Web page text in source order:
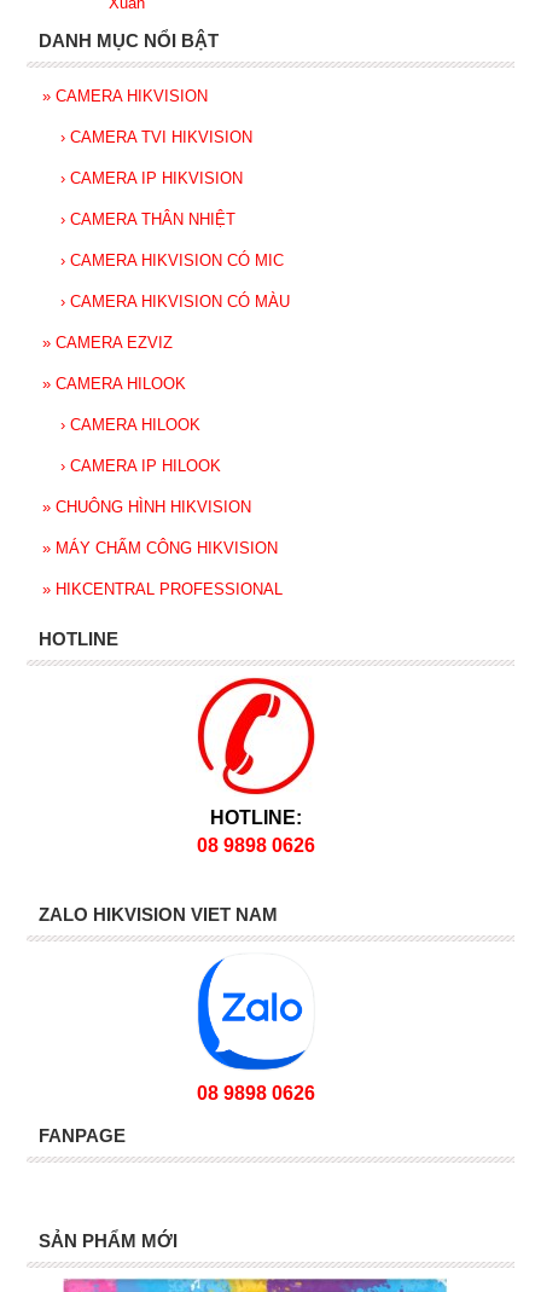
DANH MỤC NỔI BẬT
» CAMERA HIKVISION
› CAMERA TVI HIKVISION
› CAMERA IP HIKVISION
› CAMERA THÂN NHIỆT
› CAMERA HIKVISION CÓ MIC
› CAMERA HIKVISION CÓ MÀU
» CAMERA EZVIZ
» CAMERA HILOOK
› CAMERA HILOOK
› CAMERA IP HILOOK
» CHUÔNG HÌNH HIKVISION
» MÁY CHẤM CÔNG HIKVISION
» HIKCENTRAL PROFESSIONAL
HOTLINE
HOTLINE:
08 9898 0626
ZALO HIKVISION VIET NAM
08 9898 0626
FANPAGE
SẢN PHẨM MỚI